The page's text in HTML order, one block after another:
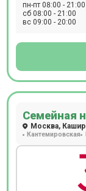
пн-пт 08:00 - 21:00
сб 08:00 - 21:00
вс 09:00 - 20:00
Семейная
Москва,
Кантемировская